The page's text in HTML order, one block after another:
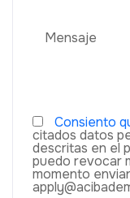
Consiento
citados datos
descritas en el
puedo revocar
momento